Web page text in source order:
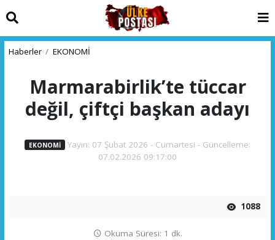
Haberler EKONOMİ
Marmarabirlik’te tüccar
değil, çiftçi başkan adayı
EKONOMİ Yayın: 07 Şubat 2026 - Cumartesi - Güncelleme:
07.02.2026 09:17:00
1088
Okuma Süresi: 1 dk.